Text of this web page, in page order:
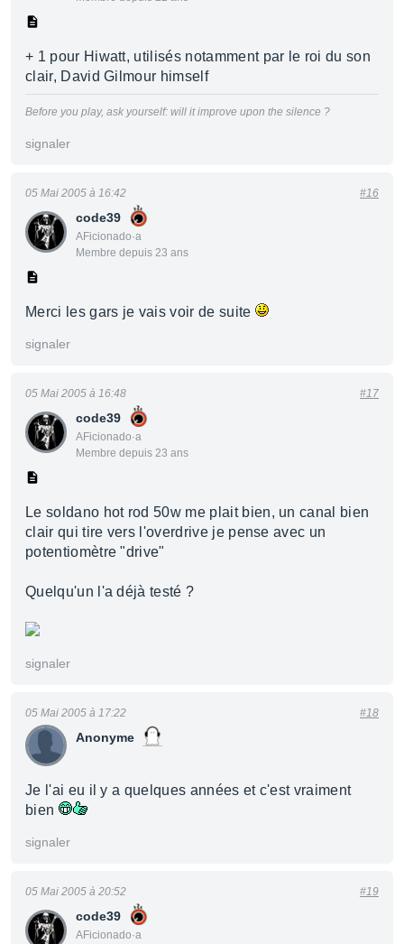
+ 1 pour Hiwatt, utilisés notamment par le roi du son
clair, David Gilmour himself
Before you play, ask yourself: will it improve upon the silence ?
signaler
code39
AFicionado·a
Membre depuis 23 ans
05 Mai 2005 à 16:42 #16
Merci les gars je vais voir de suite
signaler
code39
AFicionado·a
Membre depuis 23 ans
05 Mai 2005 à 16:48 #17
Le soldano hot rod 50w me plait bien, un canal bien
clair qui tire vers l'overdrive je pense avec un
potentiomètre "drive"
Quelqu'un l'a déjà testé ?
signaler
Anonyme
05 Mai 2005 à 17:22 #18
Je l'ai eu il y a quelques années et c'est vraiment
bien
signaler
code39
AFicionado·a
05 Mai 2005 à 20:52 #19